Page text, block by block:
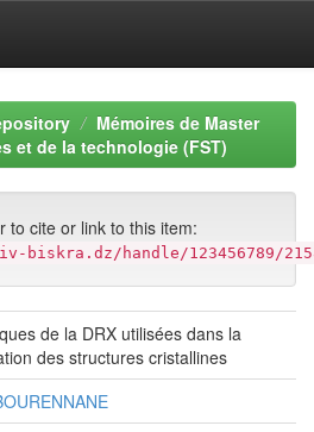
Mémoires de Master
et de la technologie (FST)
to cite or link to this item:
biskra.dz/handle/123456789/
de la DRX utilisées dans la
des structures cristallines